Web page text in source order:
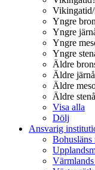
Yngre
Yngre
Yngre
Yngre
Äldre
Äldre
Äldre
Äldre
Visa alla
Dölj
Ansvarig
Bohusläns